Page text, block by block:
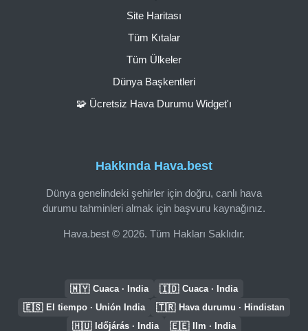
Hakkında Hava.best
Dünya genelindeki şehirler için doğru, canlı hava
durumu tahminleri almak için başvuru kaynağınız.
Hava.best © 2026. Tüm Hakları Saklıdır.
Site Haritası
Tüm Kıtalar
Tüm Ülkeler
Dünya Başkentleri
🧩 Ücretsiz Hava Durumu Widget'ı
🇲🇾 Cuaca · India 🇮🇩 Cuaca · India
🇪🇸 El tiempo · Unión India 🇹🇷 Hava durumu · Hindistan
🇭🇺 Időjárás · India 🇪🇪 Ilm · India